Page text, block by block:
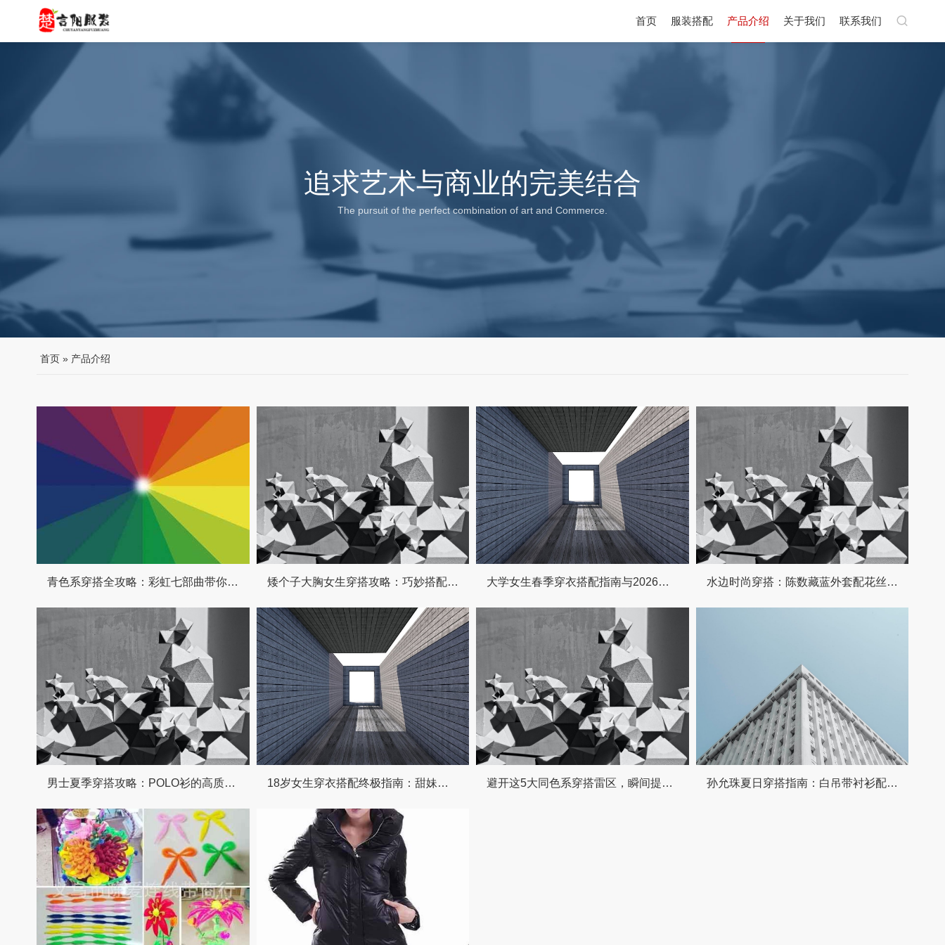
首页 服装搭配 产品介绍 关于我们 联系我们
追求艺术与商业的完美结合
The pursuit of the perfect combination of art and Commerce.
首页 » 产品介绍
青色系穿搭全攻略：彩虹七部曲带你清爽过夏 矮个子大胸女生穿搭攻略：巧妙搭配比例，轻松穿出超模身材！ 大学女生春季穿衣搭配指南与2026年上海春考招生方案详解（附完整日程表） 水边时尚穿搭：陈数藏蓝外套配花丝巾，湖畔拍照尽显温柔优雅
男士夏季穿搭攻略：POLO衫的高质感搭配指南 18岁女生穿衣搭配终极指南：甜妹风穿搭天花板，保暖时尚慵懒舒适全都有！ 避开这5大同色系穿搭雷区，瞬间提升时尚感！太多姐妹踩坑了 孙允珠夏日穿搭指南：白吊带衬衫配黑不对称裙，甜酷混搭轻松吸睛！